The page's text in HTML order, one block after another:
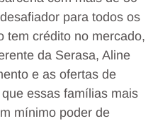
para todos os
tem crédito no mercado,
da Serasa, Aline
e as ofertas de
essas famílias mais
mínimo poder de